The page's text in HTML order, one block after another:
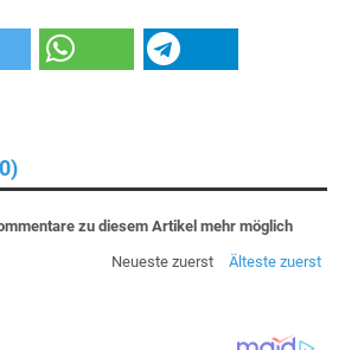
zu diesem Artikel mehr möglich
Neueste zuerst
Älteste zuerst